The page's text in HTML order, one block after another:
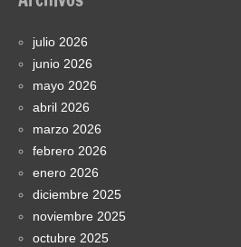
julio 2026
junio 2026
mayo 2026
abril 2026
marzo 2026
febrero 2026
enero 2026
diciembre 2025
noviembre 2025
octubre 2025